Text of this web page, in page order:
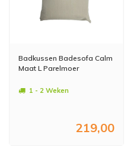
Badkussen Badesofa Calm
Maat L Parelmoer
1 - 2 Weken
219,00